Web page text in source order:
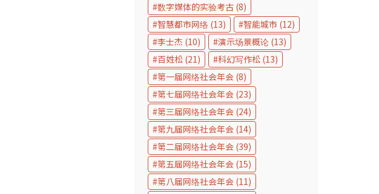
数字媒体的实验考古 (8)
智慧都市网络 (13) 智能城市 (12)
李士杰 (10) 演示场景概论 (13)
百姓松 (21) 科幻写作松 (13)
第一届网络社会年会 (8)
第七届网络社会年会 (23)
第三届网络社会年会 (24)
第九届网络社会年会 (14)
第二届网络社会年会 (39)
第五届网络社会年会 (15)
第八届网络社会年会 (11)